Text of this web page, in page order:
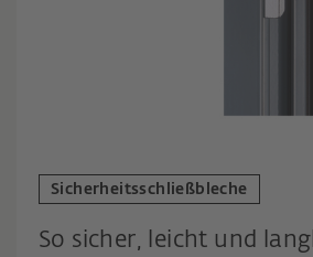
Sicherheitsschließbleche
So sicher, leicht und